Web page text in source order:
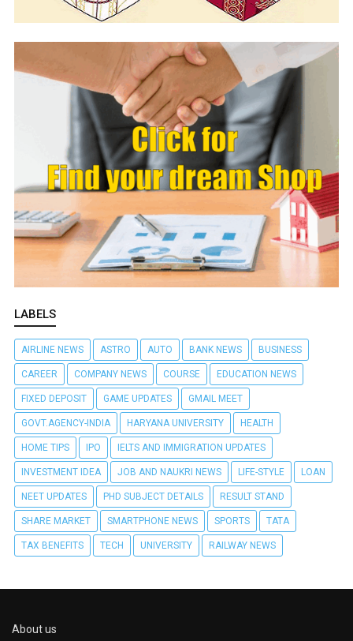
LABELS
AIRLINE NEWS ASTRO AUTO BANK NEWS BUSINESS
CAREER COMPANY NEWS COURSE EDUCATION NEWS
FIXED DEPOSIT GAME UPDATES GMAIL MEET
GOVT.AGENCY-INDIA HARYANA UNIVERSITY HEALTH
HOME TIPS IPO IELTS AND IMMIGRATION UPDATES
INVESTMENT IDEA JOB AND NAUKRI NEWS LIFE-STYLE LOAN
NEET UPDATES PHD SUBJECT DETAILS RESULT STAND
SHARE MARKET SMARTPHONE NEWS SPORTS TATA
TAX BENEFITS TECH UNIVERSITY RAILWAY NEWS
About us